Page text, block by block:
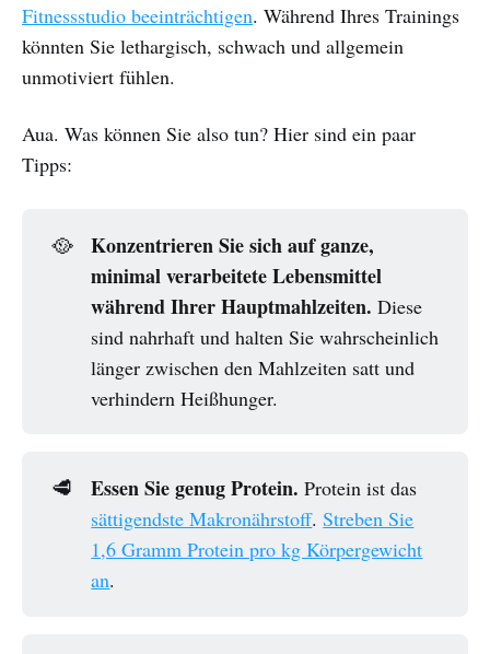
Fitnessstudio beeinträchtigen. Während Ihres Trainings
könnten Sie lethargisch, schwach und allgemein
unmotiviert fühlen.
Aua. Was können Sie also tun? Hier sind ein paar
Tipps:
🥘
Konzentrieren Sie sich auf ganze,
minimal verarbeitete Lebensmittel
während Ihrer Hauptmahlzeiten. Diese
sind nahrhaft und halten Sie wahrscheinlich
länger zwischen den Mahlzeiten satt und
verhindern Heißhunger.
🥩 Essen Sie genug Protein. Protein ist das
sättigendste Makronährstoff.Streben Sie
1,6 Gramm Protein pro kg Körpergewicht
an.